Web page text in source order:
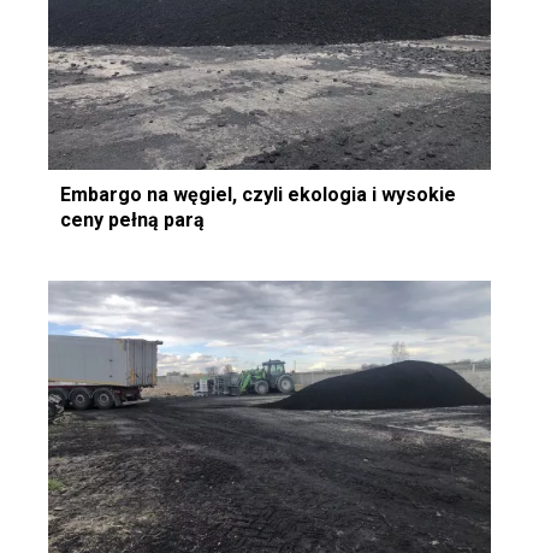
Embargo na węgiel, czyli ekologia i wysokie
ceny pełną parą